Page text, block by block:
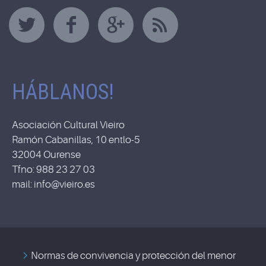
HÁBLANOS!
Asociación Cultural Vieiro
Ramón Cabanillas, 10 entlo-5
32004 Ourense
Tfno: 988 23 27 03
mail: info@vieiro.es
Normas de convivencia y protección del menor